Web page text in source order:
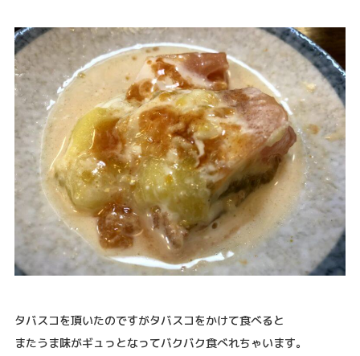
タバスコを頂いたのですがタバスコをかけて食べると
またうま味がギュっとなってバクバク食べれちゃいます。